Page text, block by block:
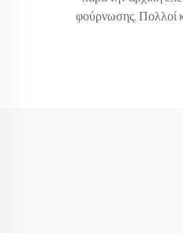
φούρνωσης. Πολλοί